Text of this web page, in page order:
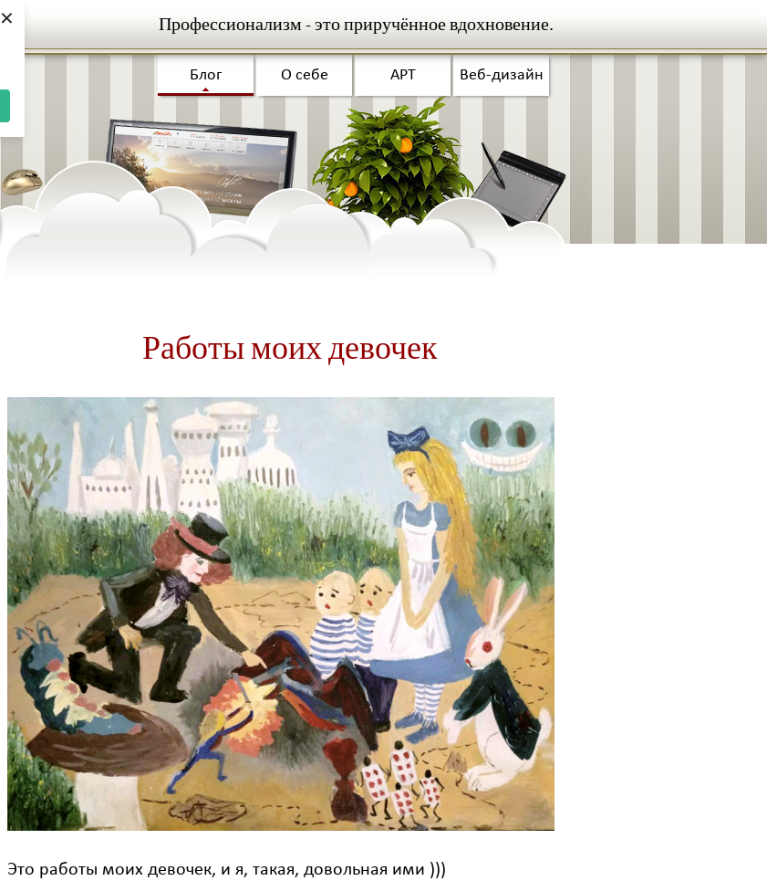
× Профессионализм - это приручённое вдохновение.
Блог О себе АРТ Веб-дизайн
Работы моих девочек
Это работы моих девочек, и я, такая, довольная ими )))